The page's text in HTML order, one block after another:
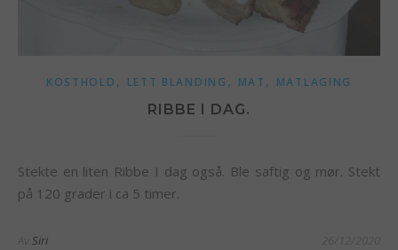
KOSTHOLD , LETT BLANDING , MAT , MATLAGING
RIBBE I DAG.
Stekte en liten Ribbe I dag også. Ble saftig og mør. Stekt
på 120 grader i ca 5 timer.
Siri